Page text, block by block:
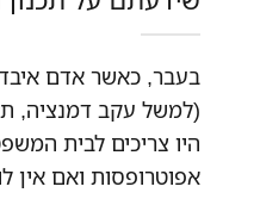
בעבר, כאשר אדם
(למשל עקב דמנציה,
היו צריכים לבית
אפוטרופסות ואם אין